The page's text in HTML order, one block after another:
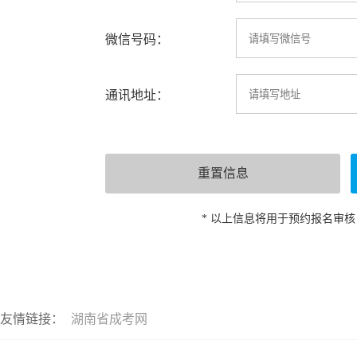
微信号码：
通讯地址：
* 以上信息将用于预约报名审
友情链接： 湖南省成考网